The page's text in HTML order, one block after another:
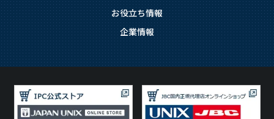
お役立ち情報
企業情報